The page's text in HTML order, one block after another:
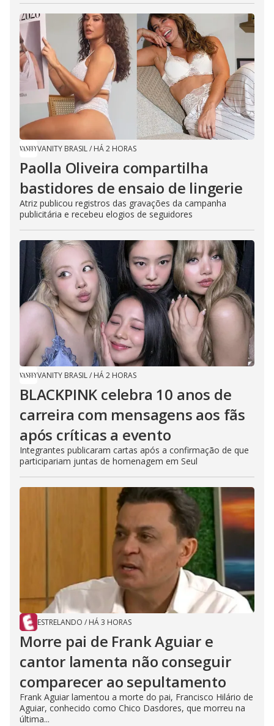
VANITY BRASIL/ HÁ 2 HORAS
Paolla Oliveira compartilha
bastidores de ensaio de lingerie
Atriz publicou registros das gravações da campanha
publicitária e recebeu elogios de seguidores
VANITY BRASIL/ HÁ 2 HORAS
BLACKPINK celebra 10 anos de
carreira com mensagens aos fãs
após críticas a evento
Integrantes publicaram cartas após a confirmação de que
participariam juntas de homenagem em Seul
ESTRELANDO / HÁ 3 HORAS
Morre pai de Frank Aguiar e
cantor lamenta não conseguir
comparecer ao sepultamento
Frank Aguiar lamentou a morte do pai, Francisco Hilário de
Aguiar, conhecido como Chico Dasdores, que morreu na
última...